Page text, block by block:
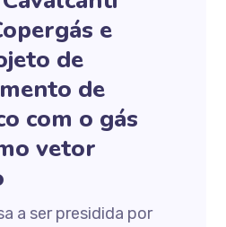
e
de
de
com o gás
vetor
a ser presidida por